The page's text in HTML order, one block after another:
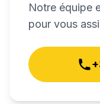
Notre équipe
pour vous